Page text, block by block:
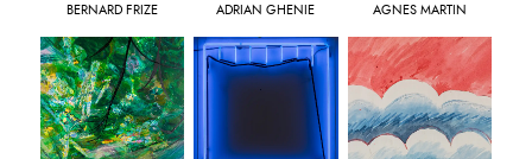
BERNARD FRIZE ADRIAN GHENIE AGNES MARTIN